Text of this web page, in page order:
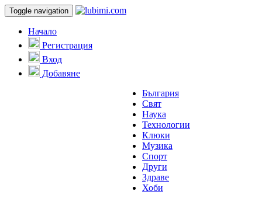
Toggle navigation
Начало
Регистрация
Вход
Добавяне
България
Свят
Наука
Технологии
Клюки
Музика
Спорт
Други
Здраве
Хоби